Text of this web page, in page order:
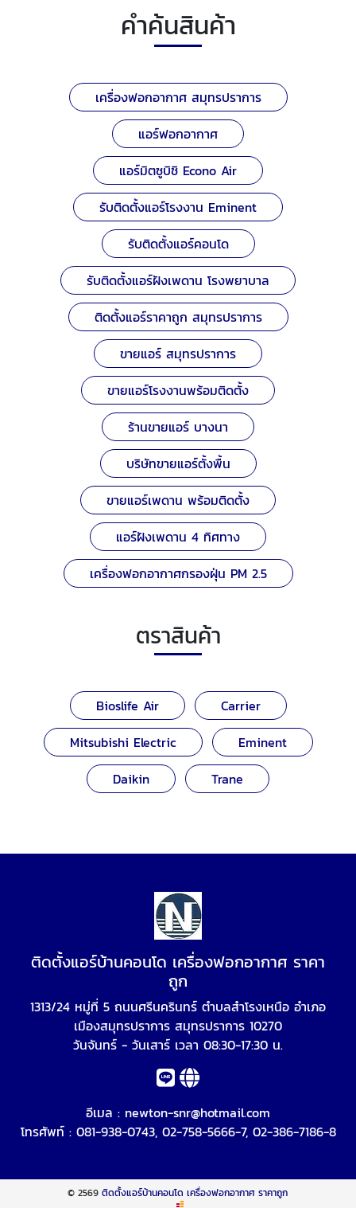
คำค้นสินค้า
เครื่องฟอกอากาศ สมุทรปราการ
แอร์ฟอกอากาศ
แอร์มิตซูบิชิ Econo Air
รับติดตั้งแอร์โรงงาน Eminent
รับติดตั้งแอร์คอนโด
รับติดตั้งแอร์ฝังเพดาน โรงพยาบาล
ติดตั้งแอร์ราคาถูก สมุทรปราการ
ขายแอร์ สมุทรปราการ
ขายแอร์โรงงานพร้อมติดตั้ง
ร้านขายแอร์ บางนา
บริษัทขายแอร์ตั้งพื้น
ขายแอร์เพดาน พร้อมติดตั้ง
แอร์ฝังเพดาน 4 ทิศทาง
เครื่องฟอกอากาศกรองฝุ่น PM 2.5
ตราสินค้า
Bioslife Air
Carrier
Mitsubishi Electric
Eminent
Daikin
Trane
ติดตั้งแอร์บ้านคอนโด เครื่องฟอกอากาศ ราคา
ถูก
1313/24 หมู่ที่ 5 ถนนศรีนครินทร์ ตำบลสำโรงเหนือ อำเภอ
เมืองสมุทรปราการ สมุทรปราการ 10270
วันจันทร์ - วันเสาร์ เวลา 08:30-17:30 น.
อีเมล : newton-snr@hotmail.com
โทรศัพท์ : 081-938-0743, 02-758-5666-7, 02-386-7186-8
© 2569ติดตั้งแอร์บ้านคอนโด เครื่องฟอกอากาศ ราคาถูก